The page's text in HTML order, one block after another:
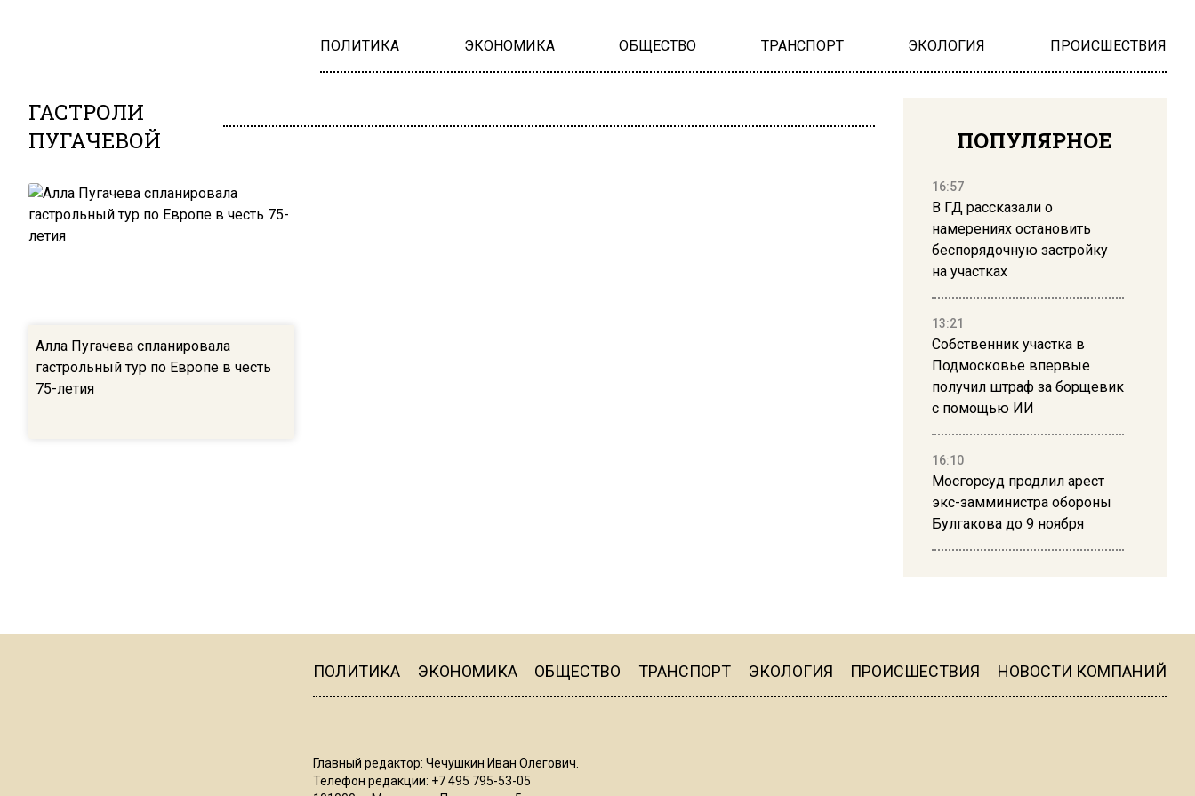
ПОЛИТИКА ЭКОНОМИКА ОБЩЕСТВО ТРАНСПОРТ ЭКОЛОГИЯ ПРОИСШЕСТВИЯ
ГАСТРОЛИ
ПУГАЧЕВОЙ
Алла Пугачева спланировала
гастрольный тур по Европе в честь
75-летия
ПОПУЛЯРНОЕ
16:57
В ГД рассказали о
намерениях остановить
беспорядочную застройку
на участках
13:21
Собственник участка в
Подмосковье впервые
получил штраф за борщевик
с помощью ИИ
16:10
Мосгорсуд продлил арест
экс-замминистра обороны
Булгакова до 9 ноября
16:19
ПОЛИТИКА ЭКОНОМИКА ОБЩЕСТВО ТРАНСПОРТ ЭКОЛОГИЯ ПРОИСШЕСТВИЯ НОВОСТИ КОМПАНИЙ
Главный редактор: Чечушкин Иван Олегович.
Телефон редакции: +7 495 795-53-05